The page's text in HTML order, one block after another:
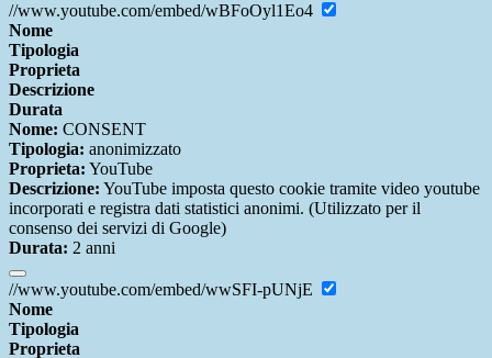
//www.youtube.com/embed/wBFoOyl1Eo4
Nome
Tipologia
Proprieta
Descrizione
Durata
Nome: CONSENT
Tipologia: anonimizzato
Proprieta: YouTube
Descrizione: YouTube imposta questo cookie tramite video youtube
incorporati e registra dati statistici anonimi. (Utilizzato per il
consenso dei servizi di Google)
Durata: 2 anni
//www.youtube.com/embed/wwSFI-pUNjE
Nome
Tipologia
Proprieta